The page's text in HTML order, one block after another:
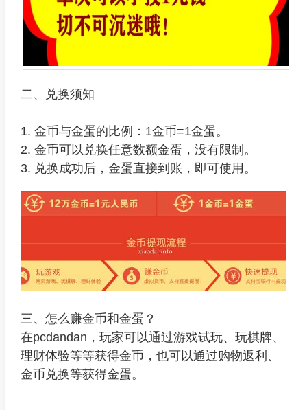
二、兑换须知
1. 金币与金蛋的比例：1金币=1金蛋。
2. 金币可以兑换任意数额金蛋，没有限制。
3. 兑换成功后，金蛋直接到账，即可使用。
三、怎么赚金币和金蛋？
在pcdandan，玩家可以通过游戏试玩、玩棋牌、
理财体验等等获得金币，也可以通过购物返利、
金币兑换等获得金蛋。